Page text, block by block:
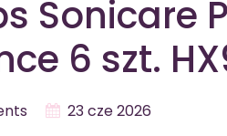
Sonicare
6 szt.
23 cze 2026